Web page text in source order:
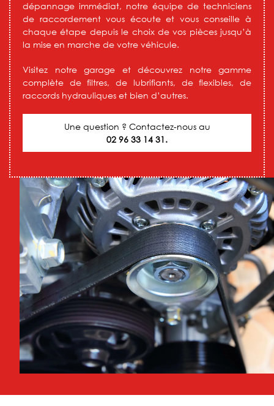
dépannage immédiat, notre équipe de techniciens
de raccordement vous écoute et vous conseille à
chaque étape depuis le choix de vos pièces jusqu’à
la mise en marche de votre véhicule.
Visitez notre garage et découvrez notre gamme
complète de filtres, de lubrifiants, de flexibles, de
raccords hydrauliques et bien d’autres.
Une question ? Contactez-nous au
02 96 33 14 31.